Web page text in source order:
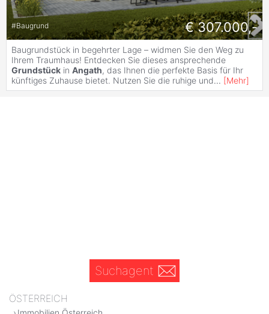
#Baugrund € 307.000,-
Baugrundstück in begehrter Lage – widmen Sie den Weg zu
Ihrem Traumhaus! Entdecken Sie dieses ansprechende
Grundstück in Angath, das Ihnen die perfekte Basis für Ihr
künftiges Zuhause bietet. Nutzen Sie die ruhige und... [Mehr]
Suchagent
ÖSTERREICH